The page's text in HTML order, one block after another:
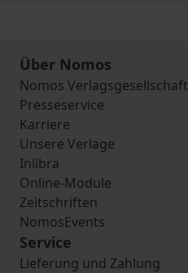
Über Nomos
Nomos Verlagsgesellschaft
Presseservice
Karriere
Unsere Verlage
Inlibra
Online-Module
Zeitschriften
NomosEvents
Service
Lieferung und Zahlung